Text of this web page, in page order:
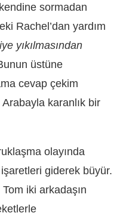
sormadan
Rachel’dan yardım
yıkılmasından
üstüne
cevap çekim
karanlık bir
olayında
işaretleri giderek büyür.
iki arkadaşın